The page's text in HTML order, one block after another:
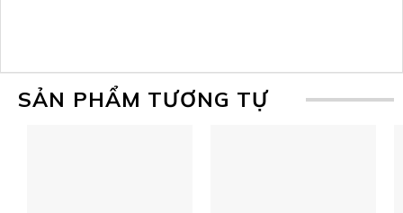
SẢN PHẨM TƯƠNG TỰ